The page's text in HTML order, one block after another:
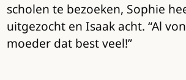
scholen te bezoeken, Sophie
uitgezocht en Isaak acht. “Al
moeder dat best veel!”